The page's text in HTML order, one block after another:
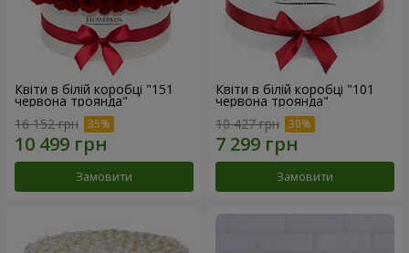
Квіти в білій коробці "151
червона троянда"
16 152 грн
Замовити
Квіти в білій коробці "101
червона троянда"
10 427 грн
Замовити